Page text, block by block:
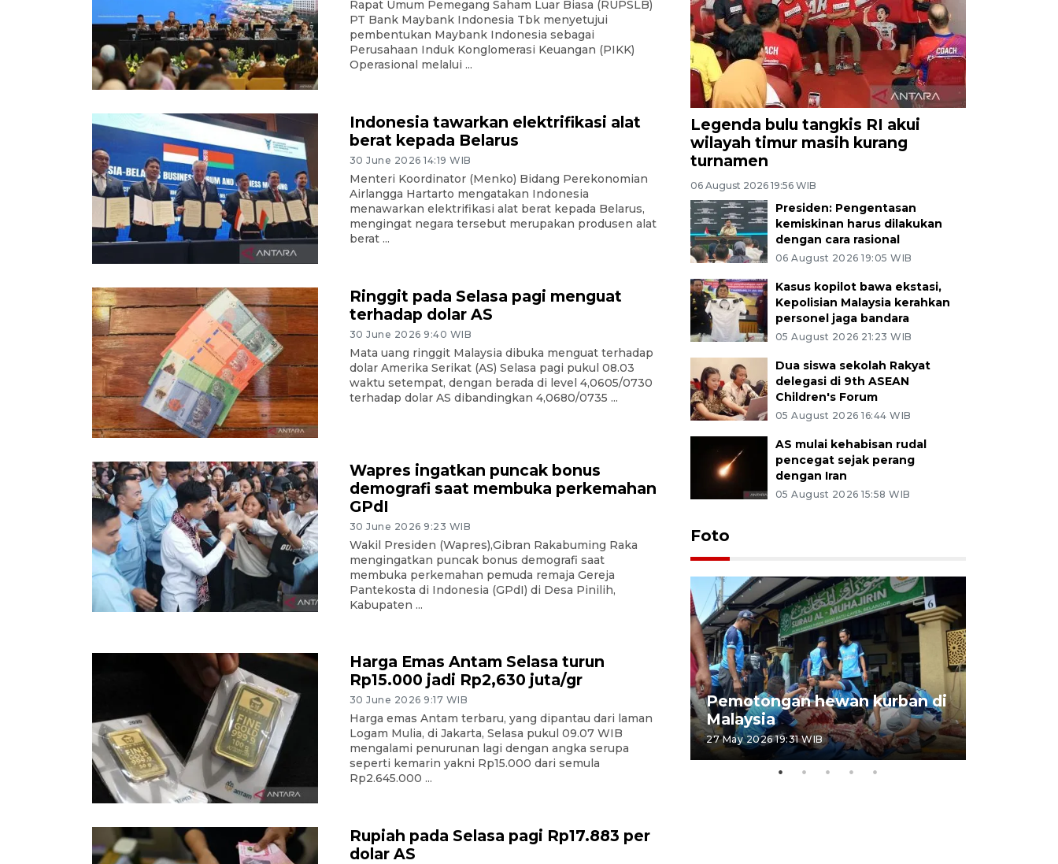
Rapat Umum Pemegang Saham Luar Biasa (RUPSLB)
PT Bank Maybank Indonesia Tbk menyetujui
pembentukan Maybank Indonesia sebagai
Perusahaan Induk Konglomerasi Keuangan (PIKK)
Operasional melalui ...
Indonesia tawarkan elektrifikasi alat
berat kepada Belarus
30 June 2026 14:19 WIB
Menteri Koordinator (Menko) Bidang Perekonomian
Airlangga Hartarto mengatakan Indonesia
menawarkan elektrifikasi alat berat kepada Belarus,
mengingat negara tersebut merupakan produsen alat
berat ...
Ringgit pada Selasa pagi menguat
terhadap dolar AS
30 June 2026 9:40 WIB
Mata uang ringgit Malaysia dibuka menguat terhadap
dolar Amerika Serikat (AS) Selasa pagi pukul 08.03
waktu setempat, dengan berada di level 4,0605/0730
terhadap dolar AS dibandingkan 4,0680/0735 ...
Wapres ingatkan puncak bonus
demografi saat membuka perkemahan
GPdI
30 June 2026 9:23 WIB
Wakil Presiden (Wapres),Gibran Rakabuming Raka
mengingatkan puncak bonus demografi saat
membuka perkemahan pemuda remaja Gereja
Pantekosta di Indonesia (GPdI) di Desa Pinilih,
Kabupaten ...
Harga Emas Antam Selasa turun
Rp15.000 jadi Rp2,630 juta/gr
30 June 2026 9:17 WIB
Harga emas Antam terbaru, yang dipantau dari laman
Logam Mulia, di Jakarta, Selasa pukul 09.07 WIB
mengalami penurunan lagi dengan angka serupa
seperti kemarin yakni Rp15.000 dari semula
Rp2.645.000 ...
Rupiah pada Selasa pagi Rp17.883 per
dolar AS
Legenda bulu tangkis RI akui
wilayah timur masih kurang
turnamen
06 August 2026 19:56 WIB
Presiden: Pengentasan
kemiskinan harus dilakukan
dengan cara rasional
06 August 2026 19:05 WIB
Kasus kopilot bawa ekstasi,
Kepolisian Malaysia kerahkan
personel jaga bandara
05 August 2026 21:23 WIB
Dua siswa sekolah Rakyat
delegasi di 9th ASEAN
Children's Forum
05 August 2026 16:44 WIB
AS mulai kehabisan rudal
pencegat sejak perang
dengan Iran
05 August 2026 15:58 WIB
Foto
Tarawih di Malaysia
19 February 2026 19:47 WIB
Pemotongan hewan kurban di
Malaysia
27 May 2026 19:31 WIB